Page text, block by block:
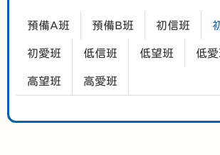
預備A班 預備B班 初信班
初愛班 低信班 低望班 低
高望班 高愛班